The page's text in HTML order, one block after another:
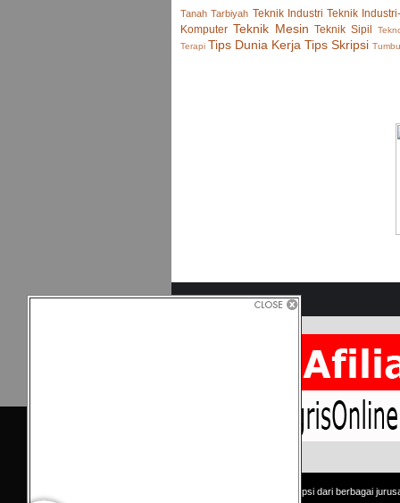
Tanah Tarbiyah Teknik Industri Teknik
Komputer Teknik Mesin Teknik Sipil
Terapi Tips Dunia Kerja Tips Skripsi
Copyright © Kumpulan skripsi dari berbagai